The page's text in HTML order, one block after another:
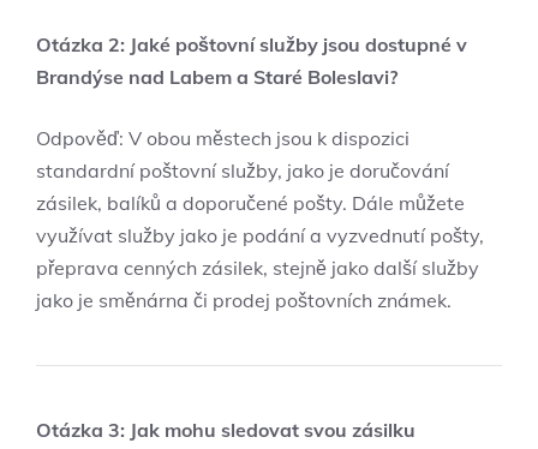
Otázka 2: Jaké poštovní služby jsou dostupné v
Brandýse nad Labem a Staré Boleslavi?
Odpověď: V obou městech jsou k dispozici
standardní poštovní služby, jako je doručování
zásilek, balíků a doporučené pošty. Dále můžete
využívat služby jako je podání a vyzvednutí pošty,
přeprava cenných zásilek, stejně jako další služby
jako je směnárna či prodej poštovních známek.
Otázka 3: Jak mohu sledovat svou zásilku